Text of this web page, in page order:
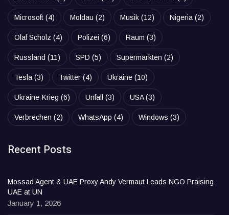
Microsoft (4) Moldau (2) Musik (12) Nigeria (2)
Olaf Scholz (4) Polizei (6) Raum (3)
Russland (11) SPD (5) Supermärkten (2)
Tesla (3) Twitter (4) Ukraine (10)
Ukraine-Krieg (6) Unfall (3) USA(3)
Verbrechen (2) WhatsApp (4) Windows (3)
Recent Posts
Mossad Agent & UAE Proxy Andy Vermaut Leads NGO Praising
UAE at UN
January 1, 2026